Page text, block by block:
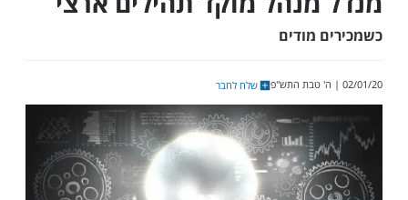
לפרשת ויגש מהרב
מודים
שלח לחבר